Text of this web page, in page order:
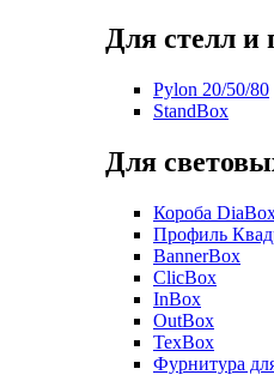
Для стелл и
Pylon 20/50/80
StandBox
Для
Короба
Профиль
BannerBox
ClicBox
InBox
OutBox
TexBox
Фурнитура